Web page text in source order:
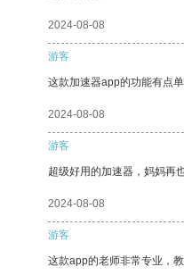
2024-08-08
游客
这款加速器app的功能有点
2024-08-08
游客
超级好用的加速器，妈妈再
2024-08-08
游客
这款app的老师非常专业，